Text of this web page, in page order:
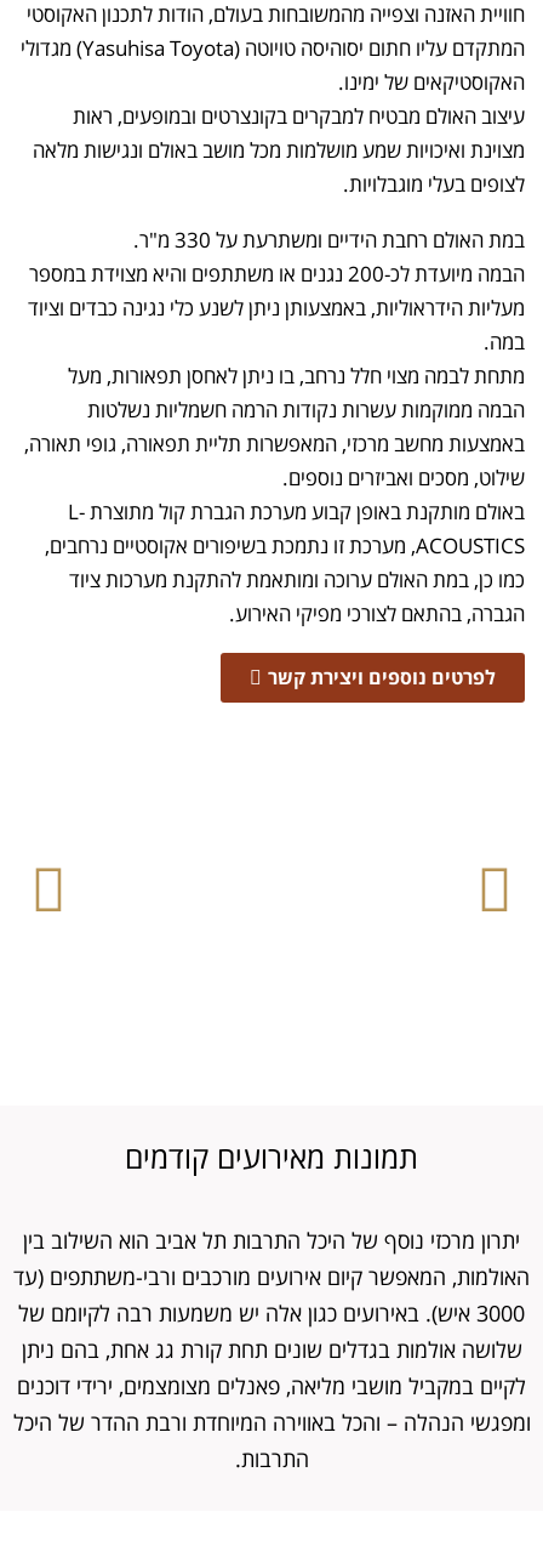
חוויית האזנה וצפייה מהמשובחות בעולם, הודות לתכנון האקוסטי
המתקדם עליו חתום יסוהיסה טויוטה (Yasuhisa Toyota) מגדולי
האקוסטיקאים של ימינו.
עיצוב האולם מבטיח למבקרים בקונצרטים ובמופעים, ראות
מצוינת ואיכויות שמע מושלמות מכל מושב באולם ונגישות מלאה
לצופים בעלי מוגבלויות.
במת האולם רחבת הידיים ומשתרעת על 330 מ"ר.
הבמה מיועדת לכ-200 נגנים או משתתפים והיא מצוידת במספר
מעליות הידראוליות, באמצעותן ניתן לשנע כלי נגינה כבדים וציוד
במה.
מתחת לבמה מצוי חלל נרחב, בו ניתן לאחסן תפאורות, מעל
הבמה ממוקמות עשרות נקודות הרמה חשמליות נשלטות
באמצעות מחשב מרכזי, המאפשרות תליית תפאורה, גופי תאורה,
שילוט, מסכים ואביזרים נוספים.
באולם מותקנת באופן קבוע מערכת הגברת קול מתוצרת L-
ACOUSTICS, מערכת זו נתמכת בשיפורים אקוסטיים נרחבים,
כמו כן, במת האולם ערוכה ומותאמת להתקנת מערכות ציוד
הגברה, בהתאם לצורכי מפיקי האירוע.
לפרטים נוספים ויצירת קשר
תמונות מאירועים קודמים
יתרון מרכזי נוסף של היכל התרבות תל אביב הוא השילוב בין
האולמות, המאפשר קיום אירועים מורכבים ורבי-משתתפים (עד
3000 איש). באירועים כגון אלה יש משמעות רבה לקיומם של
שלושה אולמות בגדלים שונים תחת קורת גג אחת, בהם ניתן
לקיים במקביל מושבי מליאה, פאנלים מצומצמים, ירידי דוכנים
ומפגשי הנהלה – והכל באווירה המיוחדת ורבת ההדר של היכל
התרבות.